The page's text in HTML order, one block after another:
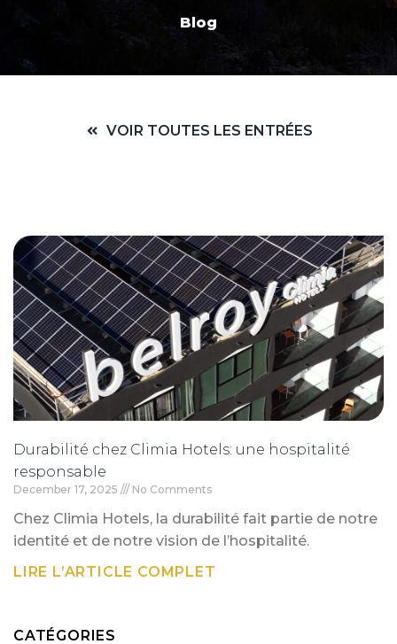
Blog
VOIR TOUTES LES ENTRÉES
Durabilité chez Climia Hotels: une hospitalité
responsable
December 17, 2025 No Comments
Chez Climia Hotels, la durabilité fait partie de notre
identité et de notre vision de l’hospitalité.
LIRE L’ARTICLE COMPLET
CATÉGORIES